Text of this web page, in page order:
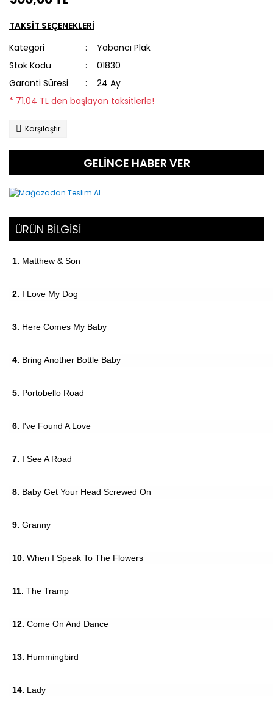
TAKSİT SEÇENEKLERİ
Kategori
Yabancı Plak
Stok Kodu
01830
Garanti Süresi
24 Ay
* 71,04 TL den başlayan taksitlerle!
Karşılaştır
GELİNCE HABER VER
ÜRÜN BİLGİSİ
1. Matthew & Son
2. I Love My Dog
3. Here Comes My Baby
4. Bring Another Bottle Baby
5. Portobello Road
6. I've Found A Love
7. I See A Road
8. Baby Get Your Head Screwed On
9. Granny
10. When I Speak To The Flowers
11. The Tramp
12. Come On And Dance
13. Hummingbird
14. Lady